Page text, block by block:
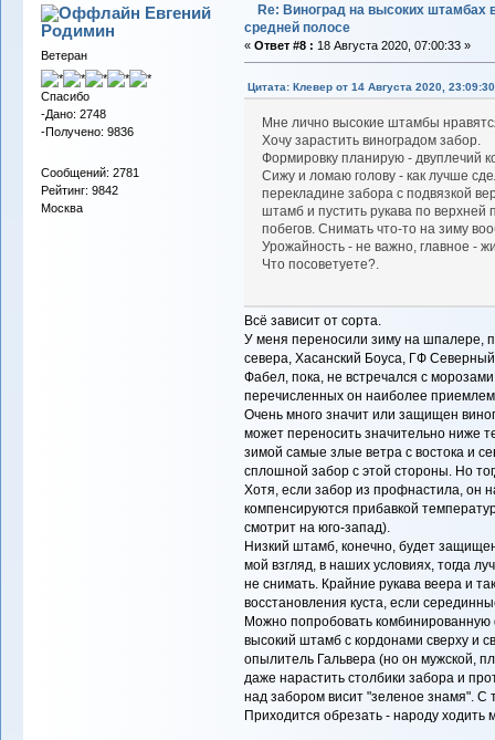
Евгений
Родимин
Ветеран
Спасибо
-Дано: 2748
-Получено: 9836
Сообщений: 2781
Рейтинг: 9842
Москва
Re: Виноград на высоких штамбах
средней полосе
« Ответ #8 : 18 Августа 2020, 07:00:33 »
Цитата: Клевер от 14 Августа 2020, 23:09:30
Мне лично высокие штамбы
Хочу зарастить виноградом забор.
Формировку планирую - двуплечий
Сижу и ломаю голову - как лучше
перекладине забора с подвязкой
штамб и пустить рукава по
побегов. Снимать что-то на зиму
Урожайность - не важно, главное -
Что посоветуете?.
Всё зависит от сорта.
У меня переносили зиму на шпалере,
севера, Хасанский Боуса, ГФ
Фабел, пока, не встречался с
перечисленных он наиболее приемлем
Очень много значит или защищен
может переносить значительно ниже
зимой самые злые ветра с востока и
сплошной забор с этой стороны. Но
Хотя, если забор из профнастила, он
компенсируются прибавкой
смотрит на юго-запад).
Низкий штамб, конечно, будет
мой взгляд, в наших условиях, тогда
не снимать. Крайние рукава веера и
восстановления куста, если
Можно попробовать комбинированную
высокий штамб с кордонами сверху и
опылитель Гальвера (но он мужской,
даже нарастить столбики забора и
над забором висит "зеленое знамя". С
Приходится обрезать - народу ходить